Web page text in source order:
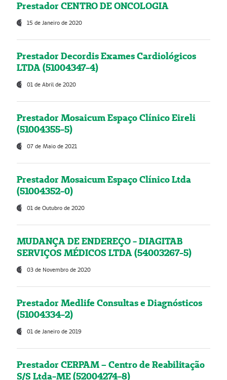
Prestador CENTRO DE ONCOLOGIA
15 de Janeiro de 2020
Prestador Decordis Exames Cardiológicos
LTDA (51004347-4)
01 de Abril de 2020
Prestador Mosaicum Espaço Clínico Eireli
(51004355-5)
07 de Maio de 2021
Prestador Mosaicum Espaço Clínico Ltda
(51004352-0)
01 de Outubro de 2020
MUDANÇA DE ENDEREÇO - DIAGITAB
SERVIÇOS MÉDICOS LTDA (54003267-5)
03 de Novembro de 2020
Prestador Medlife Consultas e Diagnósticos
(51004334-2)
01 de Janeiro de 2019
Prestador CERPAM – Centro de Reabilitação
S/S Ltda-ME (52004274-8)